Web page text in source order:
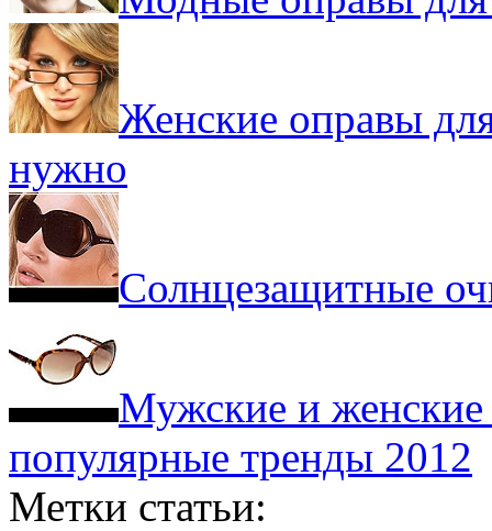
Женские оправы
нужно
Солнцезащитные
Мужские и
популярные тренды 2012
Метки статьи: